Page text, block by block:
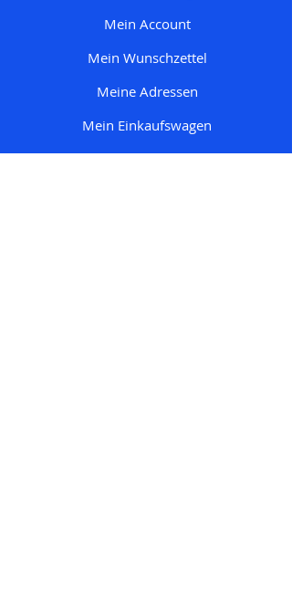
Mein Account
Mein Wunschzettel
Meine Adressen
Mein Einkaufswagen